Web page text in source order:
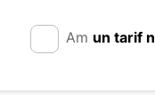
Am un tarif